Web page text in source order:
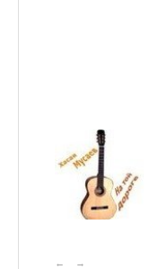
← →